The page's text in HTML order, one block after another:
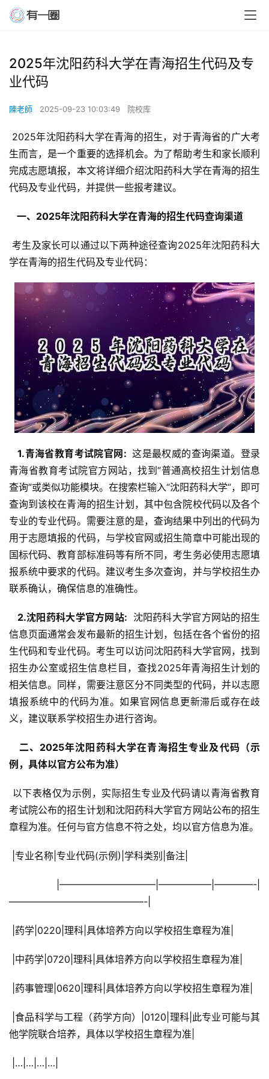
2025年沈阳药科大学在青海招生代码及专
业代码
陳老師 2025-09-23 10:03:49 院校库
生而言，是一个重要的选择机会。为了帮助考生和家长顺利
完成志愿填报，本文将详细介绍沈阳药科大学在青海的招生
代码及专业代码，并提供一些报考建议。
  一、2025年沈阳药科大学在青海的招生代码查询渠道
考生及家长可以通过以下两种途径查询2025年沈阳药科大
学在青海的招生代码及专业代码：
  1.青海省教育考试院官网:
这是最权威的查询渠道。登录
青海省教育考试院官方网站，找到“普通高校招生计划信息
查询”或类似功能模块。在搜索栏输入“沈阳药科大学”，即可
查询到该校在青海的招生计划，其中包含院校代码以及各个
专业的专业代码。需要注意的是，查询结果中列出的代码为
用于志愿填报的代码，与学校官网或招生简章中可能出现的
国标代码、教育部标准码等有所不同，考生务必使用志愿填
报系统中要求的代码。建议考生多次查询，并与学校招生办
联系确认，确保信息的准确性。
  2.沈阳药科大学官方网站:
沈阳药科大学官方网站的招生
信息页面通常会发布最新的招生计划，包括在各个省份的招
生代码和专业代码。考生可以访问沈阳药科大学官网，找到
招生办公室或招生信息栏目，查找2025年青海招生计划的
相关信息。同样，需要注意区分不同类型的代码，并以志愿
填报系统中的代码为准。如果官网信息更新滞后或存在歧
义，建议联系学校招生办进行咨询。
  二、2025年沈阳药科大学在青海招生专业及代码（示
例，具体以官方公布为准）
考试院公布的招生计划和沈阳药科大学官方网站公布的招生
章程为准。任何与官方信息不符之处，均以官方信息为准。
|专业名称|专业代码(示例)|学科类别|备注|
——————————————-|
|药学|0220|理科|具体培养方向以学校招生章程为准|
|中药学|0720|理科|具体培养方向以学校招生章程为准|
|药事管理|0620|理科|具体培养方向以学校招生章程为准|
他学院联合培养，具体以学校招生章程为准|
|…|…|…|…|